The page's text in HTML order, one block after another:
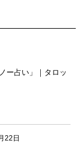
ー占い」｜タロッ
22日